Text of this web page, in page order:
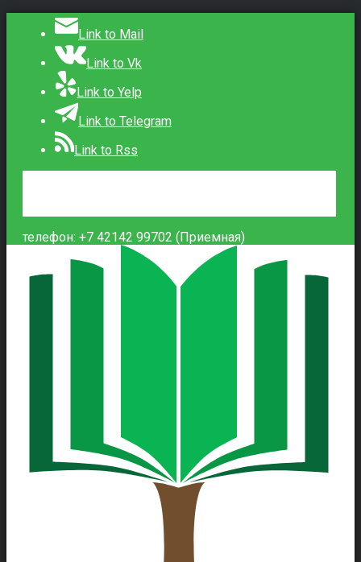
Link to Mail
Link to Vk
Link to Yelp
Link to Telegram
Link to Rss
телефон: +7 42142 99702 (Приемная)